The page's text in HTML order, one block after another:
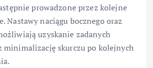
prowadzone przez kolejne
Nastawy naciągu bocznego oraz
uzyskanie zadanych
minimalizację skurczu po kolejnych